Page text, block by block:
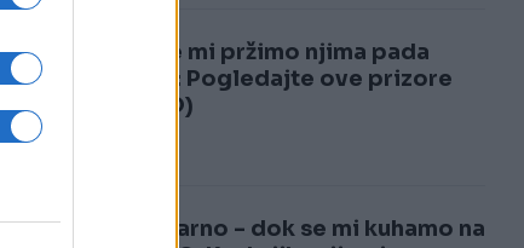
3
Dok se mi pržimo njima pada
snijeg: Pogledajte ove prizore
(VIDEO)
Nestvarno - dok se mi kuhamo na